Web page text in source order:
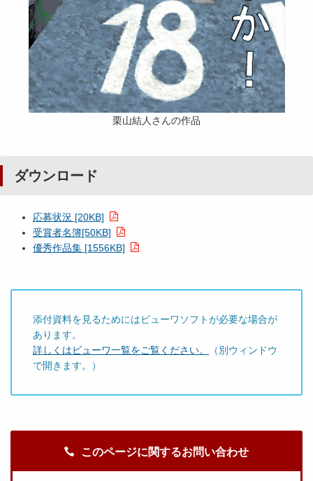
栗山結人さんの作品
ダウンロード
応募状況 [20KB]
受賞者名簿[50KB]
優秀作品集 [1556KB]
添付資料を見るためにはビューワソフトが必要な場合が
あります。
詳しくはビューワ一覧をご覧ください。
（別ウィンドウ
で開きます。）
このページに関するお問い合わせ